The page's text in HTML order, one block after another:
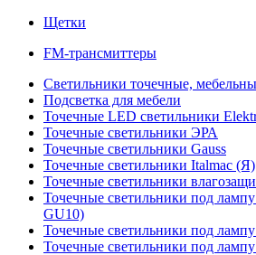
Щетки
FM-трансмиттеры
Светильники точечные,
Подсветка для мебели
Точечные LED светильники
Точечные светильники ЭРА
Точечные светильники Gauss
Точечные светильники Italmac (Я)
Точечные светильники
Точечные светильники под
GU10)
Точечные светильники под
Точечные светильники под